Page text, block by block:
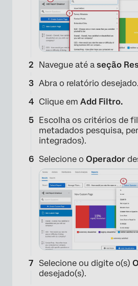
Navegue até a seção
Abra o relatório desejado.
Clique em Add Filtro.
Escolha os critérios de
metadados pesquisa,
integrados).
Selecione o Operador
Selecione ou digite o(s)
desejado(s).